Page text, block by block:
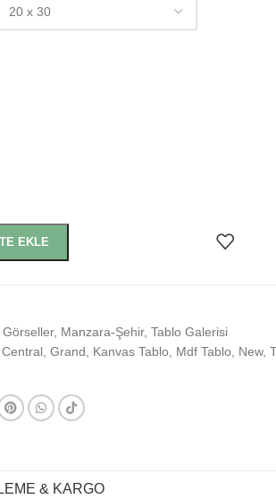
EKLE
, Manzara-Şehir, Tablo Galerisi
Central Grand Kanvas Tablo Mdf Tablo New,
& KARGO